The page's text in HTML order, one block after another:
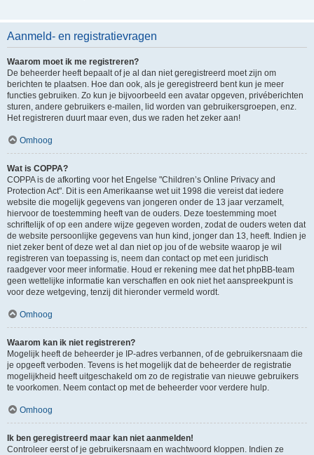
Aanmeld- en registratievragen
Waarom moet ik me registreren?
De beheerder heeft bepaalt of je al dan niet geregistreerd moet zijn om
berichten te plaatsen. Hoe dan ook, als je geregistreerd bent kun je meer
functies gebruiken. Zo kun je bijvoorbeeld een avatar opgeven, privéberichten
sturen, andere gebruikers e-mailen, lid worden van gebruikersgroepen, enz.
Het registreren duurt maar even, dus we raden het zeker aan!
Omhoog
Wat is COPPA?
COPPA is de afkorting voor het Engelse "Children’s Online Privacy and
Protection Act". Dit is een Amerikaanse wet uit 1998 die vereist dat iedere
website die mogelijk gegevens van jongeren onder de 13 jaar verzamelt,
hiervoor de toestemming heeft van de ouders. Deze toestemming moet
schriftelijk of op een andere wijze gegeven worden, zodat de ouders weten dat
de website persoonlijke gegevens van hun kind, jonger dan 13, heeft. Indien je
niet zeker bent of deze wet al dan niet op jou of de website waarop je wil
registreren van toepassing is, neem dan contact op met een juridisch
raadgever voor meer informatie. Houd er rekening mee dat het phpBB-team
geen wettelijke informatie kan verschaffen en ook niet het aanspreekpunt is
voor deze wetgeving, tenzij dit hieronder vermeld wordt.
Omhoog
Waarom kan ik niet registreren?
Mogelijk heeft de beheerder je IP-adres verbannen, of de gebruikersnaam die
je opgeeft verboden. Tevens is het mogelijk dat de beheerder de registratie
mogelijkheid heeft uitgeschakeld om zo de registratie van nieuwe gebruikers
te voorkomen. Neem contact op met de beheerder voor verdere hulp.
Omhoog
Ik ben geregistreerd maar kan niet aanmelden!
Controleer eerst of je gebruikersnaam en wachtwoord kloppen. Indien ze